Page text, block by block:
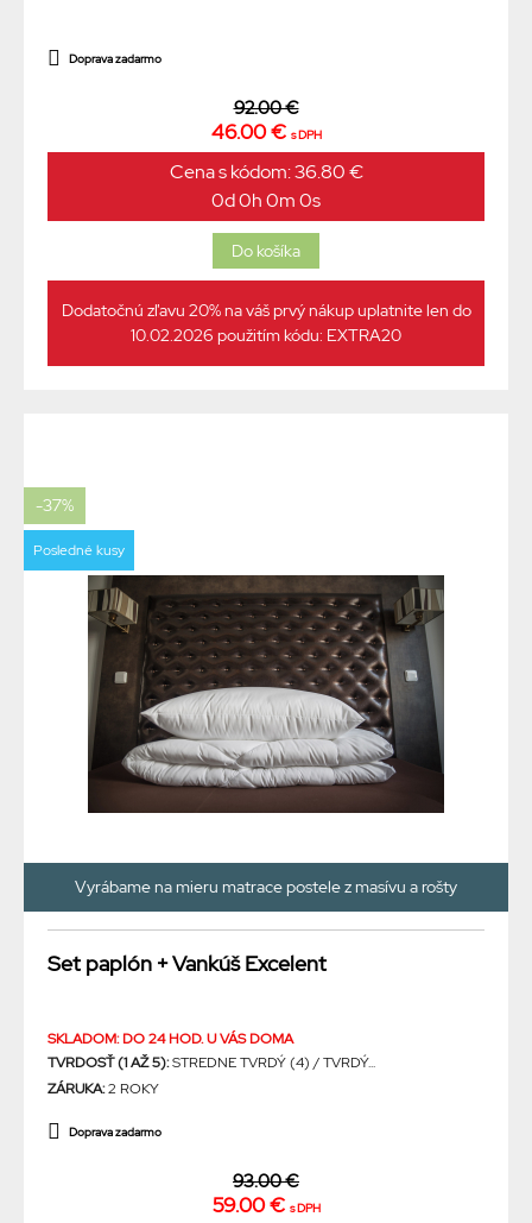
Doprava zadarmo
92.00 €
46.00 € s DPH
Cena s kódom: 36.80 €
0d 0h 0m 0s
Dodatočnú zľavu 20% na váš prvý nákup uplatnite len do
10.02.2026 použitím kódu: EXTRA20
-37%
Posledné kusy
Vyrábame na mieru matrace postele z masívu a rošty
Set paplón + Vankúš Excelent
SKLADOM: DO 24 HOD. U VÁS DOMA
TVRDOSŤ (1 AŽ 5):STREDNE TVRDÝ (4) / TVRDÝ...
ZÁRUKA:2 ROKY
Doprava zadarmo
93.00 €
59.00 € s DPH